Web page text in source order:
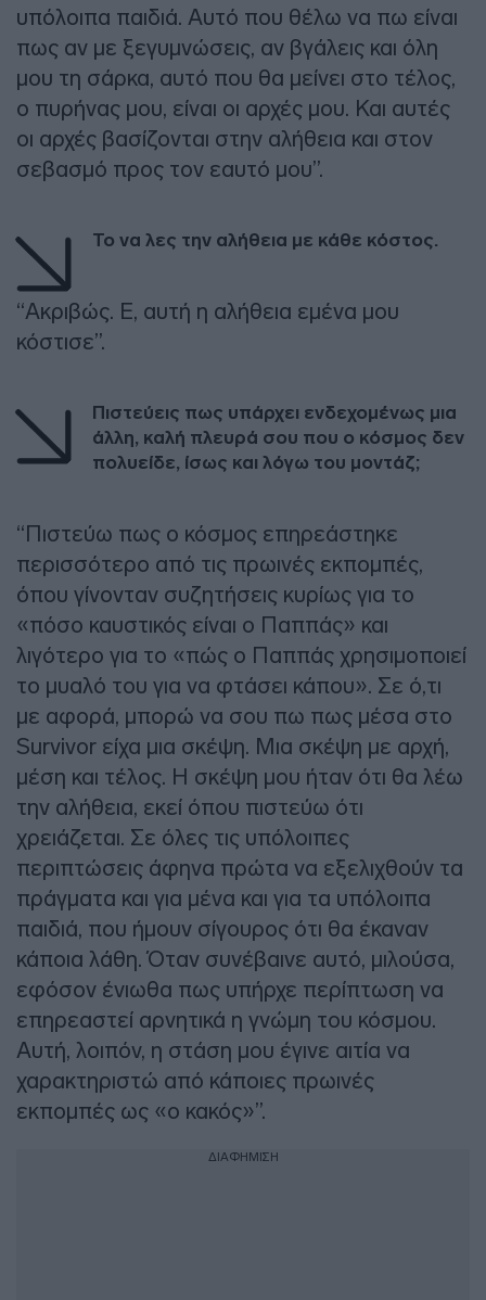
υπόλοιπα παιδιά. Αυτό που θέλω να πω είναι
πως αν με ξεγυμνώσεις, αν βγάλεις και όλη
μου τη σάρκα, αυτό που θα μείνει στο τέλος,
ο πυρήνας μου, είναι οι αρχές μου. Και αυτές
οι αρχές βασίζονται στην αλήθεια και στον
σεβασμό προς τον εαυτό μου”.
Το να λες την αλήθεια με κάθε κόστος.
“Ακριβώς. Ε, αυτή η αλήθεια εμένα μου
κόστισε”.
Πιστεύεις πως υπάρχει ενδεχομένως μια
άλλη, καλή πλευρά σου που ο κόσμος δεν
πολυείδε, ίσως και λόγω του μοντάζ;
“Πιστεύω πως ο κόσμος επηρεάστηκε
περισσότερο από τις πρωινές εκπομπές,
όπου γίνονταν συζητήσεις κυρίως για το
«πόσο καυστικός είναι ο Παππάς» και
λιγότερο για το «πώς ο Παππάς χρησιμοποιεί
το μυαλό του για να φτάσει κάπου». Σε ό,τι
με αφορά, μπορώ να σου πω πως μέσα στο
Survivor είχα μια σκέψη. Μια σκέψη με αρχή,
μέση και τέλος. Η σκέψη μου ήταν ότι θα λέω
την αλήθεια, εκεί όπου πιστεύω ότι
χρειάζεται. Σε όλες τις υπόλοιπες
περιπτώσεις άφηνα πρώτα να εξελιχθούν τα
πράγματα και για μένα και για τα υπόλοιπα
παιδιά, που ήμουν σίγουρος ότι θα έκαναν
κάποια λάθη. Όταν συνέβαινε αυτό, μιλούσα,
εφόσον ένιωθα πως υπήρχε περίπτωση να
επηρεαστεί αρνητικά η γνώμη του κόσμου.
Αυτή, λοιπόν, η στάση μου έγινε αιτία να
χαρακτηριστώ από κάποιες πρωινές
εκπομπές ως «ο κακός»”.
ΔΙΑΦΗΜΙΣΗ